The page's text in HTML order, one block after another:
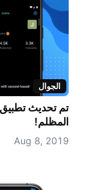
الجوال
المظلم!
Aug 8, 2019